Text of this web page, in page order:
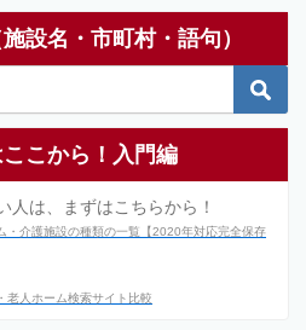
設名・市町村・語句）
ここから！入門編
人は、まずはこちらから！